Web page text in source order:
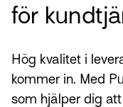
för
Hög kvalitet i
kommer in. Med
som hjälper dig